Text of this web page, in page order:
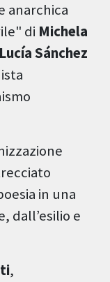
anarchica
di Michela
Lucía Sánchez
in una
dall’esilio e
,